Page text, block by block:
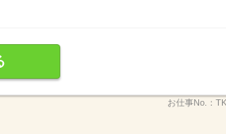
お仕事No.：